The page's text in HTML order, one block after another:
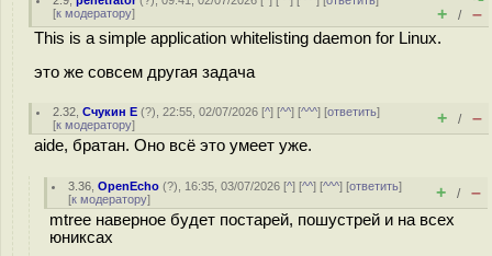
[к модератору] + / –
This is a simple application whitelisting daemon for Linux.
это же совсем другая задача
2.32 ,Счукин Е (?), 22:55, 02/07/2026 [^] [^^] [^^^] [ответить]
[к модератору] + / –
aide, братан. Оно всё это умеет уже.
3.36 ,OpenEcho (?), 16:35, 03/07/2026 [^] [^^] [^^^] [ответить]
[к модератору] + / –
mtree наверное будет постарей, пошустрей и на всех
юниксах